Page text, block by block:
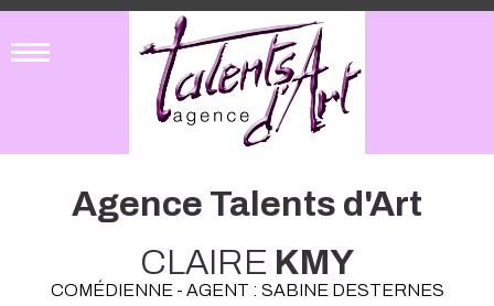
Agence Talents d'Art
CLAIRE KMY
COMÉDIENNE - AGENT : SABINE DESTERNES